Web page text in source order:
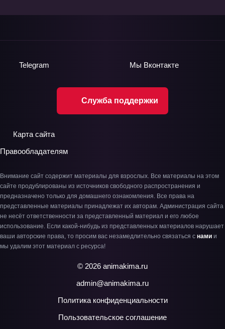
Служба поддержки
Telegram Мы Вконтакте
Карта сайта
Правообладателям
Внимание сайт содержит материалы для взрослых. Все материалы на этом
сайте продублированы из источников свободного распространения и
предназначено только для домашнего ознакомления. Все права на
представленные материалы принадлежат их авторам. Администрация сайта
не несёт ответственности за представленный материал и его любое
использование. Если какой-нибудь из представленных материалов нарушает
ваши авторские права, то просим вас незамедлительно связаться с нами и
мы удалим этот материал с ресурса!
© 2026 animakima.ru
admin@animakima.ru
Политика конфиденциальности
Пользовательское соглашение